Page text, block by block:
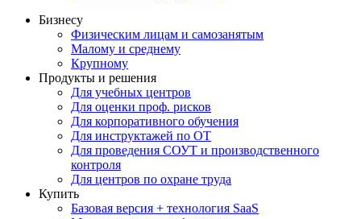
Бизнесу
Физическим лицам и самозанятым
Малому и среднему
Крупному
Продукты и решения
Для учебных центров
Для оценки проф. рисков
Для корпоративного обучения
Для инструктажей по ОТ
Для проведения СОУТ и производственного
контроля
Для центров по охране труда
Купить
Базовая версия + технология SaaS